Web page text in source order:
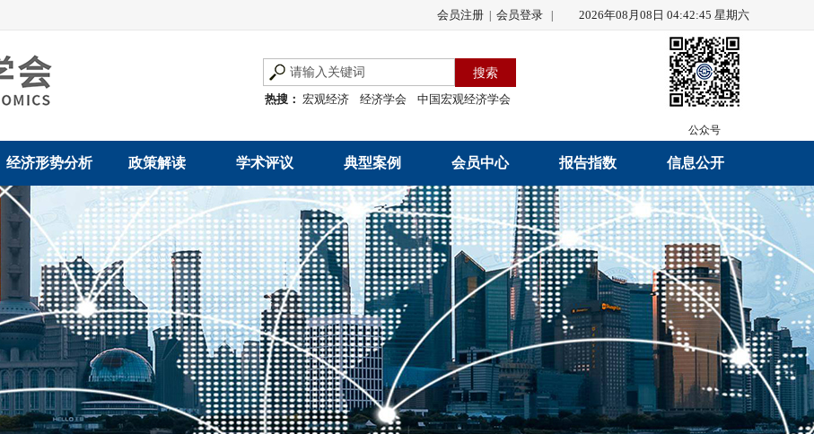
会员注册 会员登录 2026年08月08日 04:42:46 星期六
热搜： 宏观经济 经济学会 中国宏观经济学会
公众号
经济形势分析
经济数据概览
数说经济
经济运行与调节
产业发展
创新高技术产业运
行
贸易与流通
政策解读
发展改革令
规范性文件
规划文本
公告
通知
政策图解
学术评议
优秀改革案例
世界一流企业
优秀论文著作
典型案例
地方政府
国有企业
民营企业
会员中心
会员名录
会员注册
入会申请
会员管理办法
报告指数
研究报告
学会会刊
数据解读
指数发布
中宏通讯
图书出版
信息公开
学会章程
年度工作报告
财务工作报告
新闻发言人制度
学术自律制度
学会发展规划